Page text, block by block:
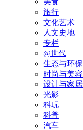
美食
旅行
文化艺术
人文史地
专栏
@世代
生态与环保
时尚与美容
设计与家居
光影
科玩
科普
汽车